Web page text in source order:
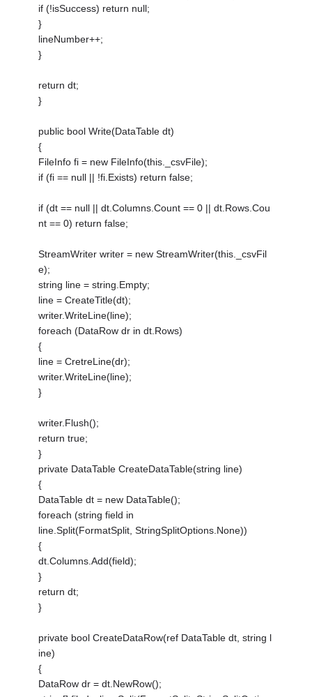
if (!isSuccess) return null;
}
lineNumber++;
}
return dt;
}
public bool Write(DataTable dt)
{
FileInfo fi = new FileInfo(this._csvFile);
if (fi == null || !fi.Exists) return false;
if (dt == null || dt.Columns.Count == 0 || dt.Rows.Cou
nt == 0) return false;
StreamWriter writer = new StreamWriter(this._csvFil
e);
string line = string.Empty;
line = CreateTitle(dt);
writer.WriteLine(line);
foreach (DataRow dr in dt.Rows)
{
line = CretreLine(dr);
writer.WriteLine(line);
}
writer.Flush();
return true;
}
private DataTable CreateDataTable(string line)
{
DataTable dt = new DataTable();
foreach (string field in
line.Split(FormatSplit, StringSplitOptions.None))
{
dt.Columns.Add(field);
}
return dt;
}
private bool CreateDataRow(ref DataTable dt, string l
ine)
{
DataRow dr = dt.NewRow();